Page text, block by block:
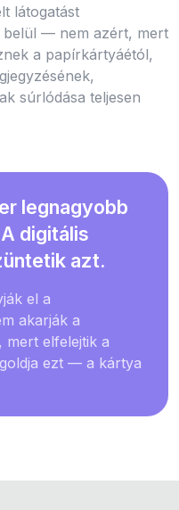
látogatást
belül — nem azért, mert
a papírkártyáétól,
súrlódása teljesen
legnagyobb
digitális
azt.
el a
akarják a
mert elfelejtik a
ezt — a kártya